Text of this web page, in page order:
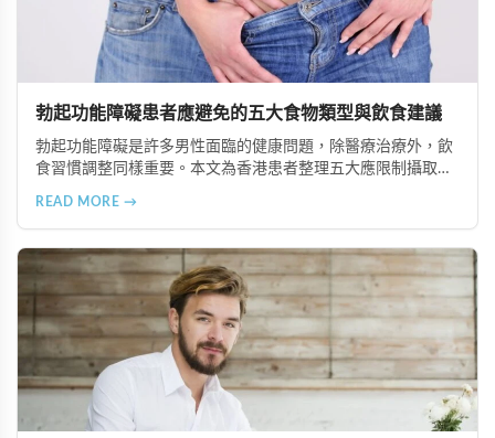
勃起功能障礙患者應避免的五大食物類型與飲食建議
勃起功能障礙是許多男性面臨的健康問題，除醫療治療外，飲
食習慣調整同樣重要。本文為香港患者整理五大應限制攝取的
業治療選項說明。
READ MORE →